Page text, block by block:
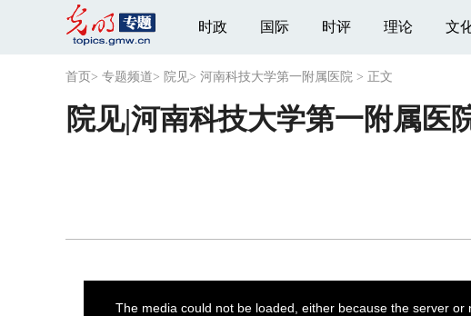
时政 国际 时评 理论 文
首页 > 专题频道> 院见> 河南科技大学第一附属医院 > 正文
院见|河南科技大学第一附属医
The media could not be loaded, either because the server